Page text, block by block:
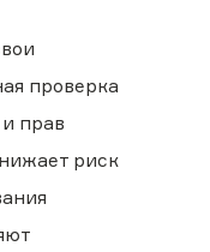
проверка
прав
риск